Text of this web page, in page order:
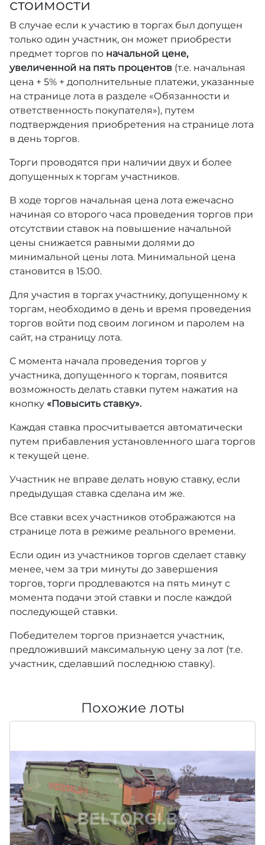
стоимости
В случае если к участию в торгах был допущен
только один участник, он может приобрести
предмет торгов по начальной цене,
увеличенной на пять процентов (т.е. начальная
цена + 5% + дополнительные платежи, указанные
на странице лота в разделе «Обязанности и
ответственность покупателя»), путем
подтверждения приобретения на странице лота
в день торгов.
Торги проводятся при наличии двух и более
допущенных к торгам участников.
В ходе торгов начальная цена лота ежечасно
начиная со второго часа проведения торгов при
отсутствии ставок на повышение начальной
цены снижается равными долями до
минимальной цены лота. Минимальной цена
становится в 15:00.
Для участия в торгах участнику, допущенному к
торгам, необходимо в день и время проведения
торгов войти под своим логином и паролем на
сайт, на страницу лота.
С момента начала проведения торгов у
участника, допущенного к торгам, появится
возможность делать ставки путем нажатия на
кнопку «Повысить ставку».
Каждая ставка просчитывается автоматически
путем прибавления установленного шага торгов
к текущей цене.
Участник не вправе делать новую ставку, если
предыдущая ставка сделана им же.
Все ставки всех участников отображаются на
странице лота в режиме реального времени.
Если один из участников торгов сделает ставку
менее, чем за три минуты до завершения
торгов, торги продлеваются на пять минут с
момента подачи этой ставки и после каждой
последующей ставки.
Победителем торгов признается участник,
предложивший максимальную цену за лот (т.е.
участник, сделавший последнюю ставку).
Похожие лоты